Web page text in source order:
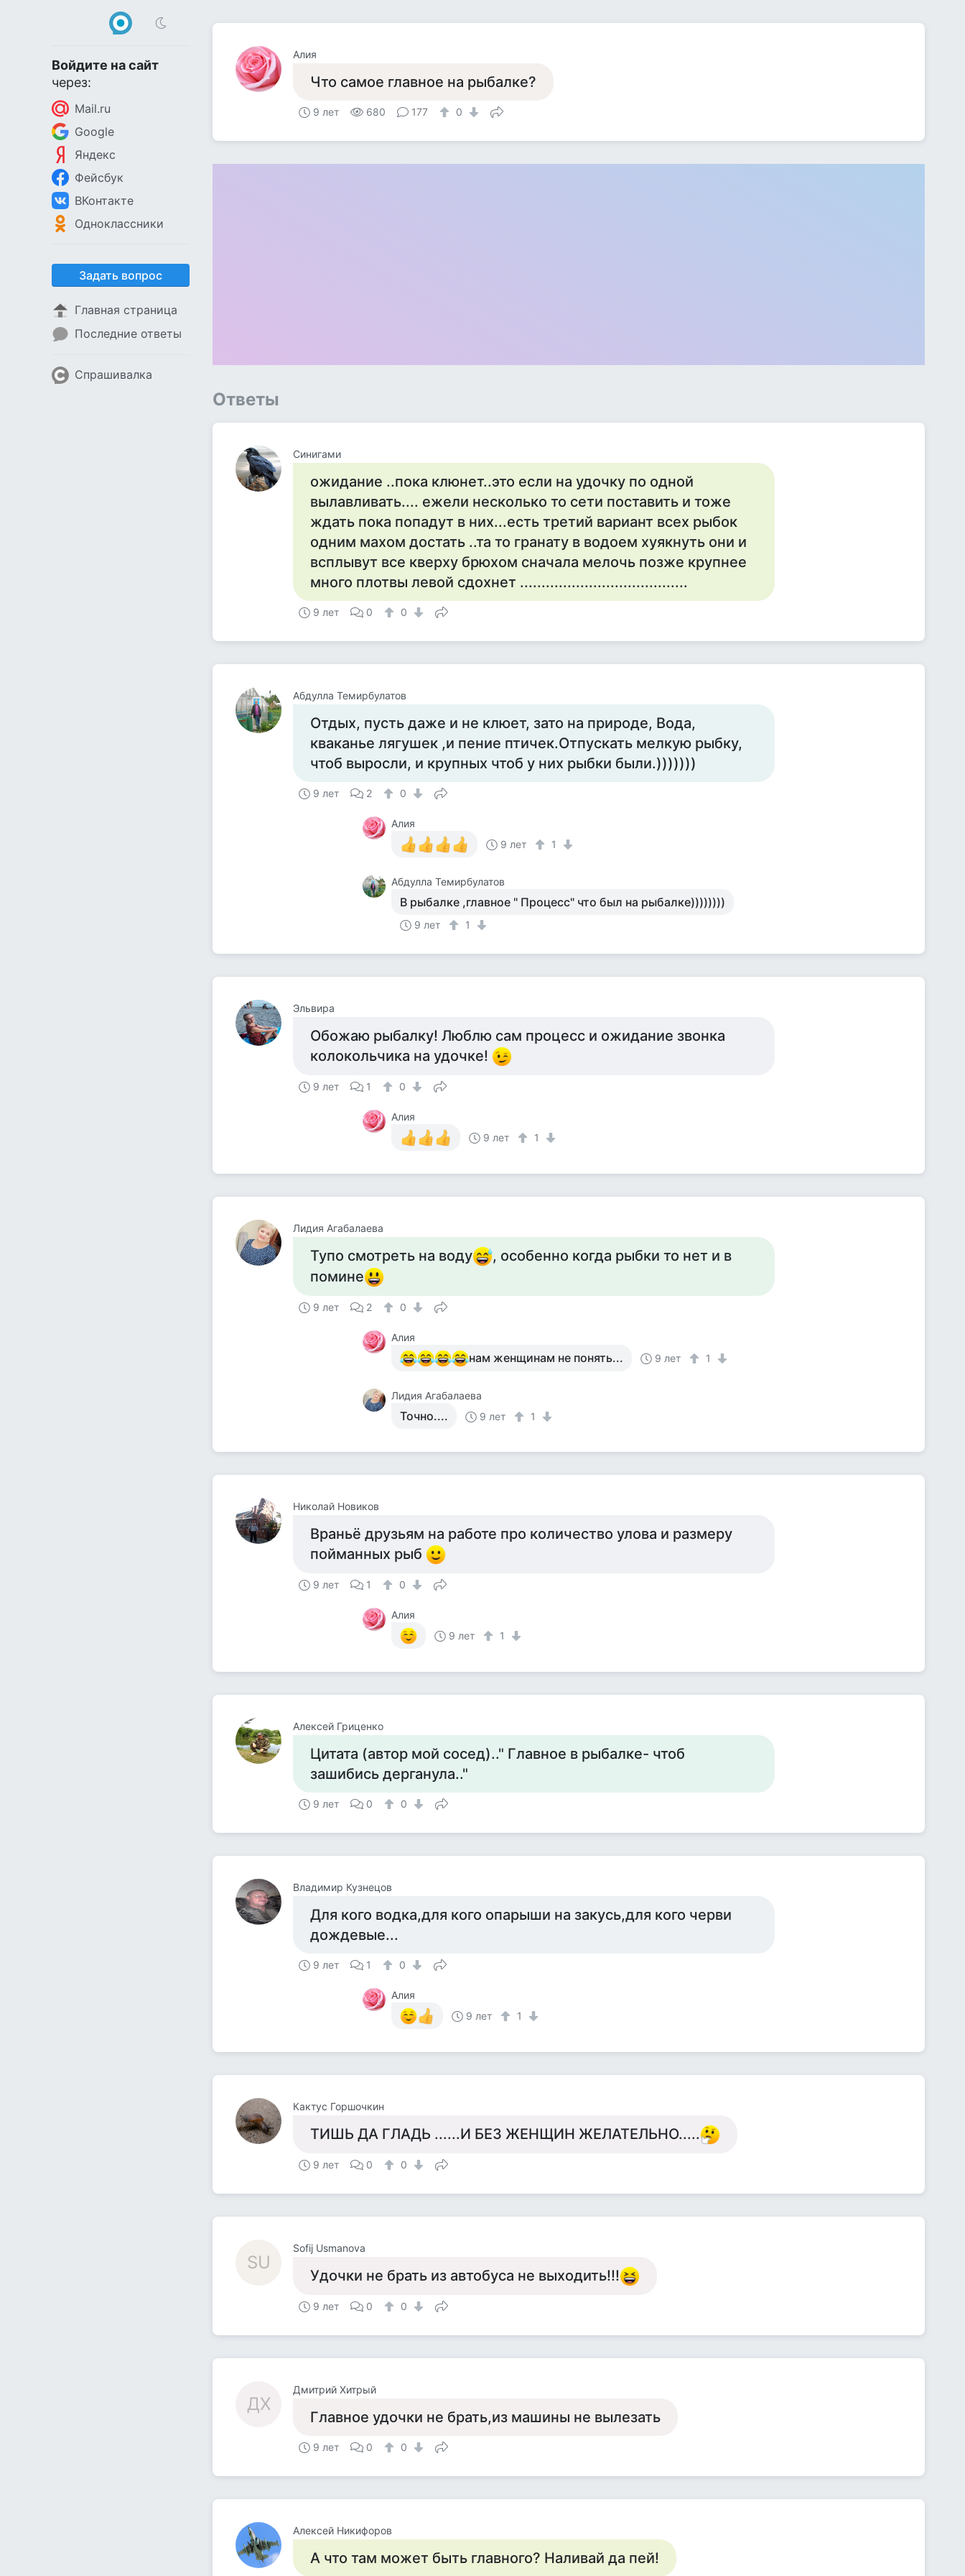
Войдите на сайт
через:
Mail.ru
Google
Яндекс
Фейсбук
ВКонтакте
Одноклассники
Задать вопрос
Главная страница
Последние ответы
Спрашивалка
Алия
Что самое главное на рыбалке?
9 лет 680 177 0
Ответы
Синигами
ожидание ..пока клюнет..это если на удочку по одной
вылавливать.... ежели несколько то сети поставить и тоже
ждать пока попадут в них...есть третий вариант всех рыбок
одним махом достать ..та то гранату в водоем хуякнуть они и
всплывут все кверху брюхом сначала мелочь позже крупнее
много плотвы левой сдохнет .......................................
9 лет 0 0
Абдулла Темирбулатов
Отдых, пусть даже и не клюет, зато на природе, Вода,
кваканье лягушек ,и пение птичек.Отпускать мелкую рыбку,
чтоб выросли, и крупных чтоб у них рыбки были.)))))))
9 лет 2 0
Алия
9 лет
1
Абдулла Темирбулатов
В рыбалке ,главное " Процесс" что был на рыбалке))))))))
9 лет 1
Эльвира
Обожаю рыбалку! Люблю сам процесс и ожидание звонка
колокольчика на удочке!
9 лет 1 0
Алия
9 лет
1
Лидия Агабалаева
Тупо смотреть на воду
, особенно когда рыбки то нет и в
помине
9 лет 2 0
Алия
нам женщинам не понять... 9 лет 1
Лидия Агабалаева
Точно.... 9 лет 1
Николай Новиков
Враньё друзьям на работе про количество улова и размеру
пойманных рыб
9 лет 1 0
Алия
9 лет
1
Алексей Гриценко
Цитата (автор мой сосед).." Главное в рыбалке- чтоб
зашибись дерганула.."
9 лет 0 0
Владимир Кузнецов
Для кого водка,для кого опарыши на закусь,для кого черви
дождевые...
9 лет 1 0
Алия
9 лет
1
Кактус Горшочкин
ТИШЬ ДА ГЛАДЬ ......И БЕЗ ЖЕНЩИН ЖЕЛАТЕЛЬНО.....
9 лет 0 0
SU
Sofij Usmanova
Удочки не брать из автобуса не выходить!!!
9 лет 0 0
ДХ
Дмитрий Хитрый
Главное удочки не брать,из машины не вылезать
9 лет 0 0
Алексей Никифоров
А что там может быть главного? Наливай да пей!